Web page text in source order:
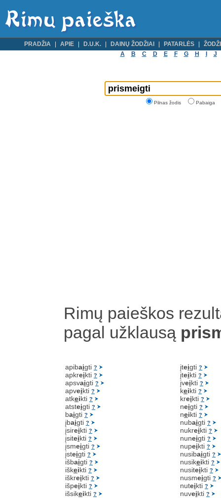
PRADŽIA APIE D.U.K. DAINŲ ŽODŽIAI PATARLĖS
A
B C D E F G H J
Pilnas žodis Pabaiga
Rimų paieškos
pagal užklausą
apibaigti ?
apkreikti ?
apsvaigti ?
apveikti ?
atkeikti ?
atsteigti ?
baigti ?
įbaigti ?
įsireikti ?
įsiteikti ?
įsmeigti ?
įsteigti ?
išbaigti ?
iškeikti ?
iškreikti ?
išpeikti ?
išsikeikti ?
įteigti ?
įteikti ?
įveikti ?
keikti ?
kreikti ?
neigti ?
neikti ?
nubaigti ?
nukreikti ?
nuneigti ?
nupeikti ?
nusibaigti ?
nusikeikti ?
nusiteikti ?
nusmeigti ?
nuteikti ?
nuveikti ?